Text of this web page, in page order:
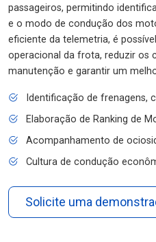
passageiros, permitindo
e o modo de condução dos
eficiente da telemetria, é
operacional da frota, reduzir os
manutenção e garantir um
Identificação de frenagens,
Elaboração de Ranking de
Acompanhamento de
Cultura de condução
Solicite uma